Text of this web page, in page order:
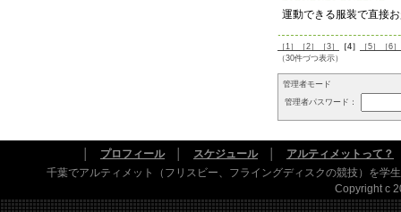
運動できる服装で直接
［1］ ［2］ ［3］ ［4］ ［5］
［6］
（30件づつ表示）
管理者モード
管理者パスワード：
プロフィール│ スケジュール│ アルティメットって？
千葉でアルティメット（フリスビー、フライングディスクの競技）を学
Copyright c